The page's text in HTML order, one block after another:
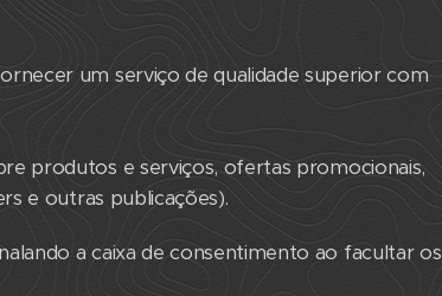
um serviço de qualidade superior com
produtos e serviços, ofertas promocionais,
e outras publicações).
a caixa de consentimento ao facultar os